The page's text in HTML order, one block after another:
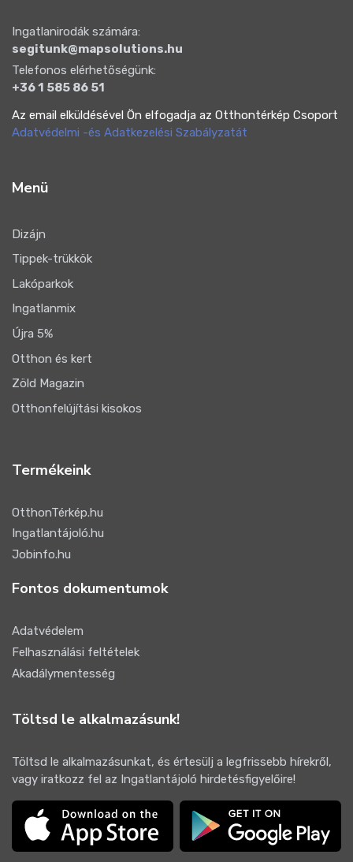
Ingatlanirodák számára:
segitunk@mapsolutions.hu
Telefonos elérhetőségünk:
+36 1 585 86 51
Az email elküldésével Ön elfogadja az Otthontérkép Csoport
Adatvédelmi -és Adatkezelési Szabályzatát
Menü
Dizájn
Tippek-trükkök
Lakóparkok
Ingatlanmix
Újra 5%
Otthon és kert
Zöld Magazin
Otthonfelújítási kisokos
Termékeink
OtthonTérkép.hu
Ingatlantájoló.hu
Jobinfo.hu
Fontos dokumentumok
Adatvédelem
Felhasználási feltételek
Akadálymentesség
Töltsd le alkalmazásunk!
Töltsd le alkalmazásunkat, és értesülj a legfrissebb hírekről,
vagy iratkozz fel az Ingatlantájoló hirdetésfigyelőire!